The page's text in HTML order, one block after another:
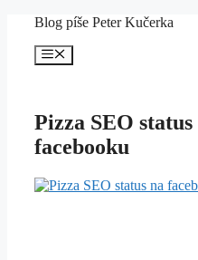
Preskočiť
Blog píše Peter Kučerka
Menu
Pizza SEO status
facebooku